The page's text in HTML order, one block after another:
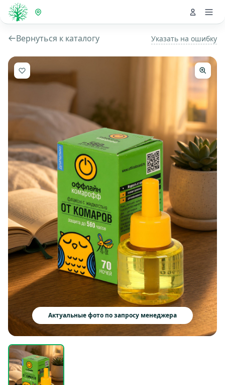
Вернуться к каталогу Указать на ошибку
Актуальные фото по запросу менеджера